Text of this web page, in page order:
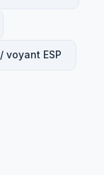
voyant ESP